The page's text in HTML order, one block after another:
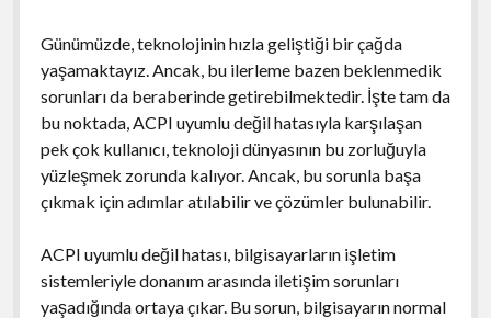
Günümüzde, teknolojinin hızla geliştiği bir çağda
yaşamaktayız. Ancak, bu ilerleme bazen beklenmedik
sorunları da beraberinde getirebilmektedir. İşte tam da
bu noktada, ACPI uyumlu değil hatasıyla karşılaşan
pek çok kullanıcı, teknoloji dünyasının bu zorluğuyla
yüzleşmek zorunda kalıyor. Ancak, bu sorunla başa
çıkmak için adımlar atılabilir ve çözümler bulunabilir.
ACPI uyumlu değil hatası, bilgisayarların işletim
sistemleriyle donanım arasında iletişim sorunları
yaşadığında ortaya çıkar. Bu sorun, bilgisayarın normal